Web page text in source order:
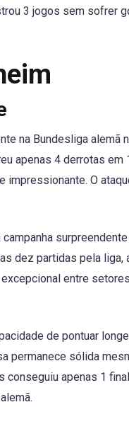
3 jogos sem sofrer
na Bundesliga alemã
apenas 4 derrotas
impressionante. O
dez partidas pela
entre
de pontuar
permanece sólida
apenas 1